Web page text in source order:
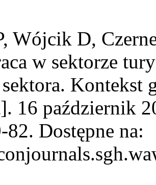
Wójcik D,
w sektorze
Kontekst
16 październik
Dostępne na: